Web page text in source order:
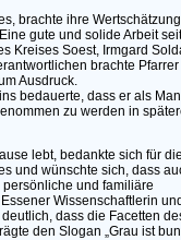
brachte ihre
gute und solide Arbeit
Kreises Soest, Irmgard
brachte Pfarrer
Ausdruck.
bedauerte, dass er als
zu werden in
lebt, bedankte sich für die
und wünschte sich, dass
und familiäre
Wissenschaftlerin und
dass die Facetten
den Slogan „Grau ist